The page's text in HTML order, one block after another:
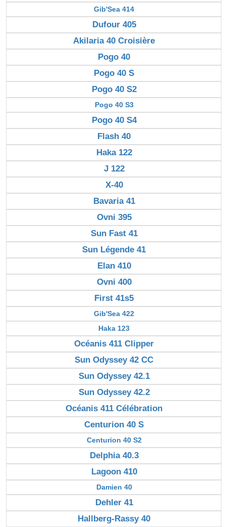
Gib'Sea 414
Dufour 405
Akilaria 40 Croisière
Pogo 40
Pogo 40 S
Pogo 40 S2
Pogo 40 S3
Pogo 40 S4
Flash 40
Haka 122
J 122
X-40
Bavaria 41
Ovni 395
Sun Fast 41
Sun Légende 41
Elan 410
Ovni 400
First 41s5
Gib'Sea 422
Haka 123
Océanis 411 Clipper
Sun Odyssey 42 CC
Sun Odyssey 42.1
Sun Odyssey 42.2
Océanis 411 Célébration
Centurion 40 S
Centurion 40 S2
Delphia 40.3
Lagoon 410
Damien 40
Dehler 41
Hallberg-Rassy 40